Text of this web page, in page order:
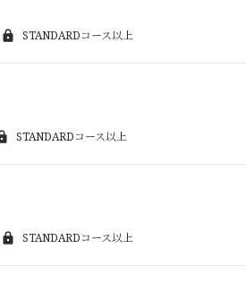
STANDARDコース以上
STANDARDコース以上
STANDARDコース以上